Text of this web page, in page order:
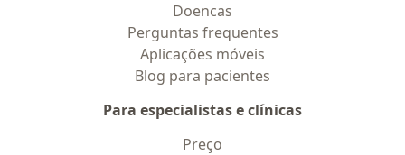
Doencas
Perguntas frequentes
Aplicações móveis
Blog para pacientes
Para especialistas e clínicas
Preço